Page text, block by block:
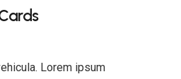
Lorem ipsum